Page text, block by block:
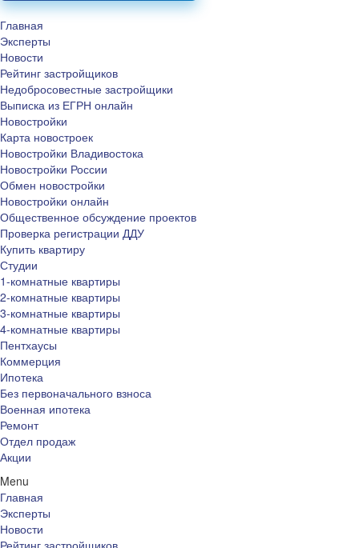
Главная
Эксперты
Новости
Рейтинг застройщиков
Недобросовестные застройщики
Выписка из ЕГРН онлайн
Новостройки
Карта новостроек
Новостройки Владивостока
Новостройки России
Обмен новостройки
Новостройки онлайн
Общественное обсуждение проектов
Проверка регистрации ДДУ
Купить квартиру
Студии
1-комнатные квартиры
2-комнатные квартиры
3-комнатные квартиры
4-комнатные квартиры
Пентхаусы
Коммерция
Ипотека
Без первоначального взноса
Военная ипотека
Ремонт
Отдел продаж
Акции
Menu
Главная
Эксперты
Новости
Рейтинг застройщиков